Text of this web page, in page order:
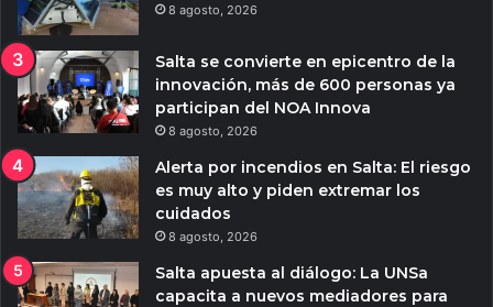
8 agosto, 2026
Salta se convierte en epicentro de la
innovación, más de 600 personas ya
participan del NOA Innova
8 agosto, 2026
Alerta por incendios en Salta: El riesgo
es muy alto y piden extremar los
cuidados
8 agosto, 2026
Salta apuesta al diálogo: La UNSa
capacita a nuevos mediadores para